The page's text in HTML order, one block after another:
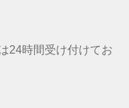
24時間受け付けてお